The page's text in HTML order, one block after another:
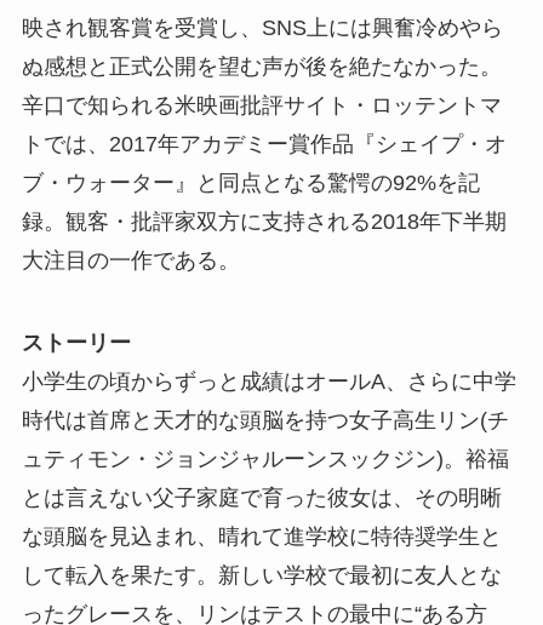
映され観客賞を受賞し、SNS上には興奮冷めやら
ぬ感想と正式公開を望む声が後を絶たなかった。
辛口で知られる米映画批評サイト・ロッテントマ
トでは、2017年アカデミー賞作品『シェイプ・オ
ブ・ウォーター』と同点となる驚愕の92%を記
録。観客・批評家双方に支持される2018年下半期
大注目の一作である。
ストーリー
小学生の頃からずっと成績はオールA、さらに中学
時代は首席と天才的な頭脳を持つ女子高生リン(チ
ュティモン・ジョンジャルーンスックジン)。裕福
とは言えない父子家庭で育った彼女は、その明晰
な頭脳を見込まれ、晴れて進学校に特待奨学生と
して転入を果たす。新しい学校で最初に友人とな
ったグレースを、リンはテストの最中に“ある方